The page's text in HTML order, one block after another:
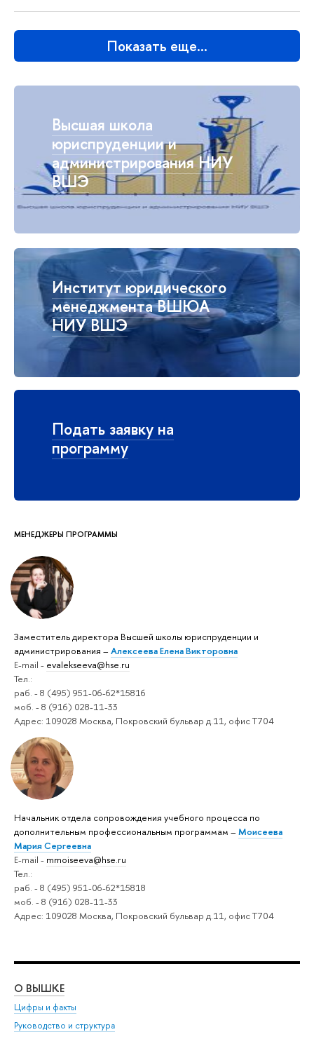
Высшая школа
юриспруденции и
администрирования НИУ
ВШЭ
Институт юридического
менеджмента ВШЮА
НИУ ВШЭ
Подать заявку на
программу
МЕНЕДЖЕРЫ ПРОГРАММЫ
Заместитель директора Высшей школы юриспруденции и
администрирования – Алексеева Елена Викторовна
E-mail - evalekseeva@hse.ru
Тел.:
раб. - 8 (495) 951-06-62*15816
моб. - 8 (916) 028-11-33
Адрес: 109028 Москва, Покровский бульвар д.11, офис Т704
Начальник отдела сопровождения учебного процесса по
дополнительным профессиональным программам – Моисеева
Мария Сергеевна
E-mail - mmoiseeva@hse.ru
Тел.:
раб. - 8 (495) 951-06-62*15818
моб. - 8 (916) 028-11-33
Адрес: 109028 Москва, Покровский бульвар д.11, офис Т704
Показать еще…
О ВЫШКЕ
Цифры и факты
Руководство и структура